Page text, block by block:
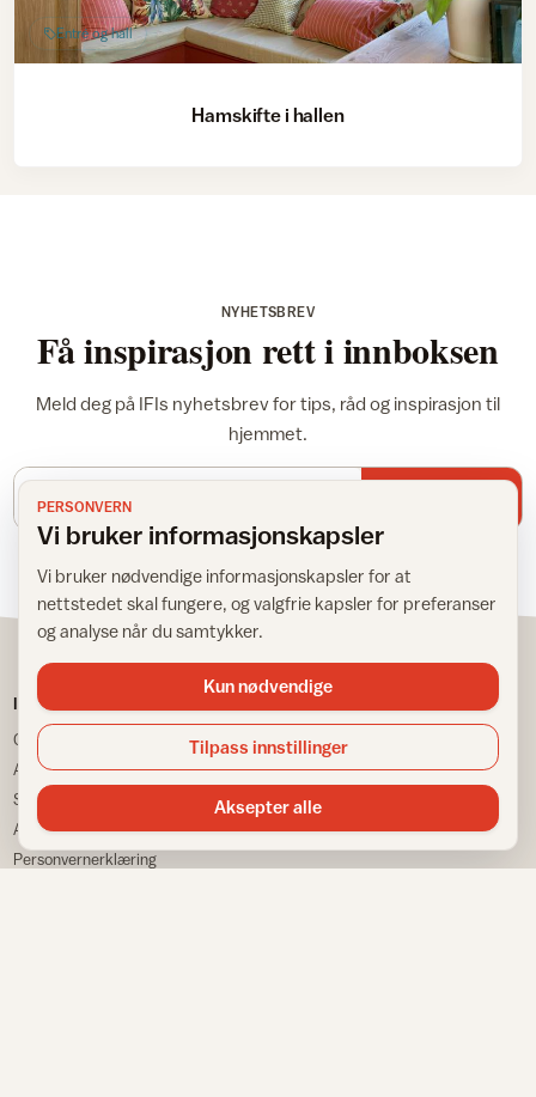
Entré og hall
Hamskifte i hallen
NYHETSBREV
Få inspirasjon rett i innboksen
Meld deg på IFIs nyhetsbrev for tips, råd og inspirasjon til
hjemmet.
E-postadresse
IFI
Om IFI
Ansatte
Samarbeidspartnere
Annonsere
Personvernerklæring
Spør Frida
Bransjestatistikk
Finn din nærmeste
Huskeliste
PERSONVERN
Vi bruker informasjonskapsler
Vi bruker nødvendige informasjonskapsler for at
nettstedet skal fungere, og valgfrie kapsler for preferanser
og analyse når du samtykker.
Kun nødvendige
Tilpass innstillinger
Aksepter alle